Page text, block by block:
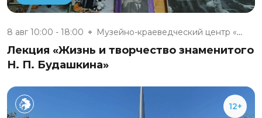
8 авг 10:00 - 18:00 Музейно-краеведческий центр «Д...
Лекция «Жизнь и творчество знаменитого
Н. П. Будашкина»
12+